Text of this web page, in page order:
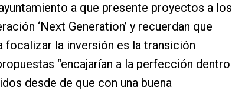
a que presente proyectos a los
‘Next Generation’ y recuerdan que
focalizar la inversión es la transición
“encajarían a la perfección dentro
desde de que con una buena